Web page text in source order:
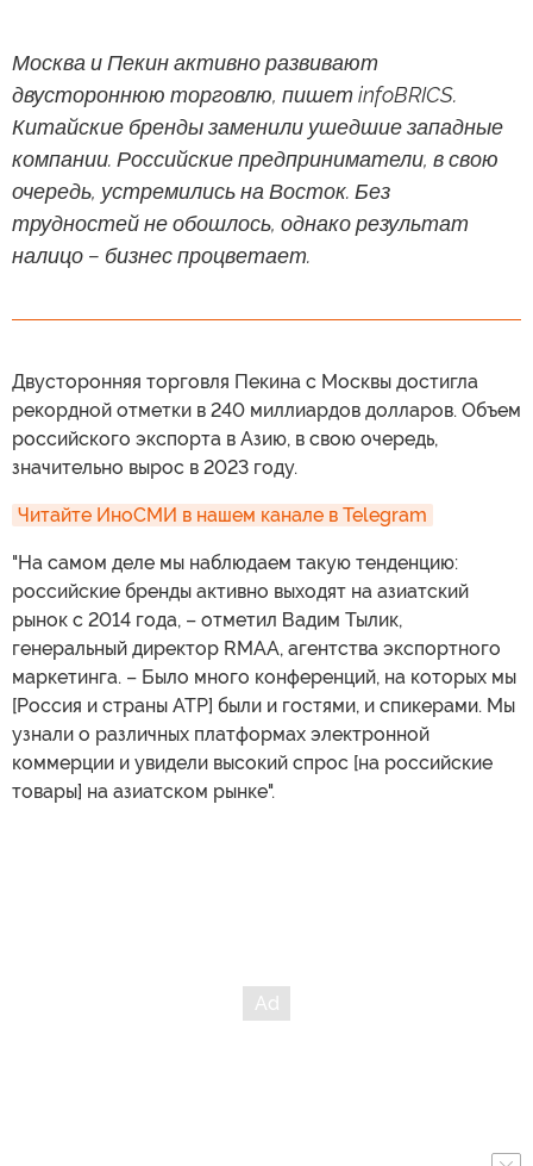
Москва и Пекин активно развивают
двустороннюю торговлю, пишет infoBRICS.
Китайские бренды заменили ушедшие западные
компании. Российские предприниматели, в свою
очередь, устремились на Восток. Без
трудностей не обошлось, однако результат
налицо – бизнес процветает.
Двусторонняя торговля Пекина с Москвы достигла
рекордной отметки в 240 миллиардов долларов. Объем
российского экспорта в Азию, в свою очередь,
значительно вырос в 2023 году.
Читайте ИноСМИ в нашем канале в Telegram
"На самом деле мы наблюдаем такую тенденцию:
российские бренды активно выходят на азиатский
рынок с 2014 года, – отметил Вадим Тылик,
генеральный директор RMAA, агентства экспортного
маркетинга. – Было много конференций, на которых мы
[Россия и страны АТР] были и гостями, и спикерами. Мы
узнали о различных платформах электронной
коммерции и увидели высокий спрос [на российские
товары] на азиатском рынке".